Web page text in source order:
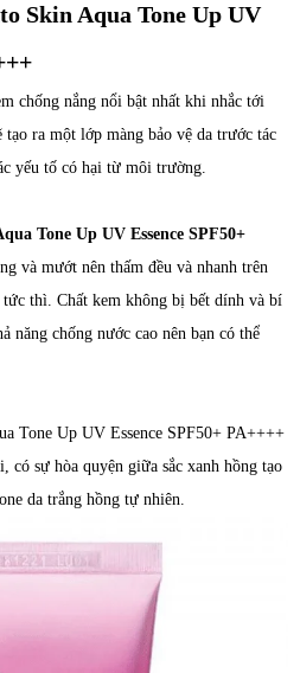
Skin Aqua Tone Up UV
chống nắng nổi bật nhất khi nhắc tới
tạo ra một lớp màng bảo vệ da trước tác
yếu tố có hại từ môi trường.
Tone Up UV Essence SPF50+
và mướt nên thấm đều và nhanh trên
tức thì. Chất kem không bị bết dính và bí
năng chống nước cao nên bạn có thể
Tone Up UV Essence SPF50+ PA++++
có sự hòa quyện giữa sắc xanh hồng tạo
da trắng hồng tự nhiên.